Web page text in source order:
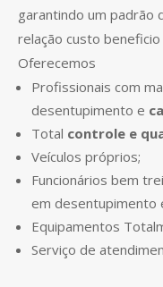
garantindo um padrão
relação custo
Oferecemos
Profissionais com
desentupimento e
Total controle e
Veículos próprios;
Funcionários bem
em desentupimento
Equipamentos
Serviço de